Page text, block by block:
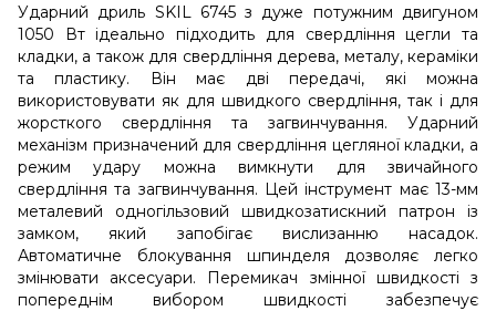
Ударний дриль SKIL 6745 з дуже потужним двигуном
1050 Вт ідеально підходить для свердління цегли та
кладки, а також для свердління дерева, металу, кераміки
та пластику. Він має дві передачі, які можна
використовувати як для швидкого свердління, так і для
жорсткого свердління та загвинчування. Ударний
механізм призначений для свердління цегляної кладки, а
режим удару можна вимкнути для звичайного
свердління та загвинчування. Цей інструмент має 13-мм
металевий одногільзовий швидкозатискний патрон із
замком, який запобігає вислизанню насадок.
Автоматичне блокування шпинделя дозволяє легко
змінювати аксесуари. Перемикач змінної швидкості з
попереднім вибором швидкості забезпечує